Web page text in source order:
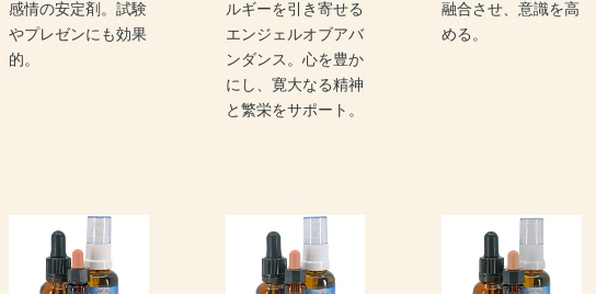
感情の安定剤。試験
やプレゼンにも効果
的。
ルギーを引き寄せる
エンジェルオブアバ
ンダンス。心を豊か
にし、寛大なる精神
と繁栄をサポート。
融合させ、意識を高
める。